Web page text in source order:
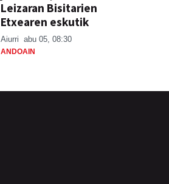
Leizaran Bisitarien
Etxearen eskutik
Aiurri abu 05, 08:30
ANDOAIN